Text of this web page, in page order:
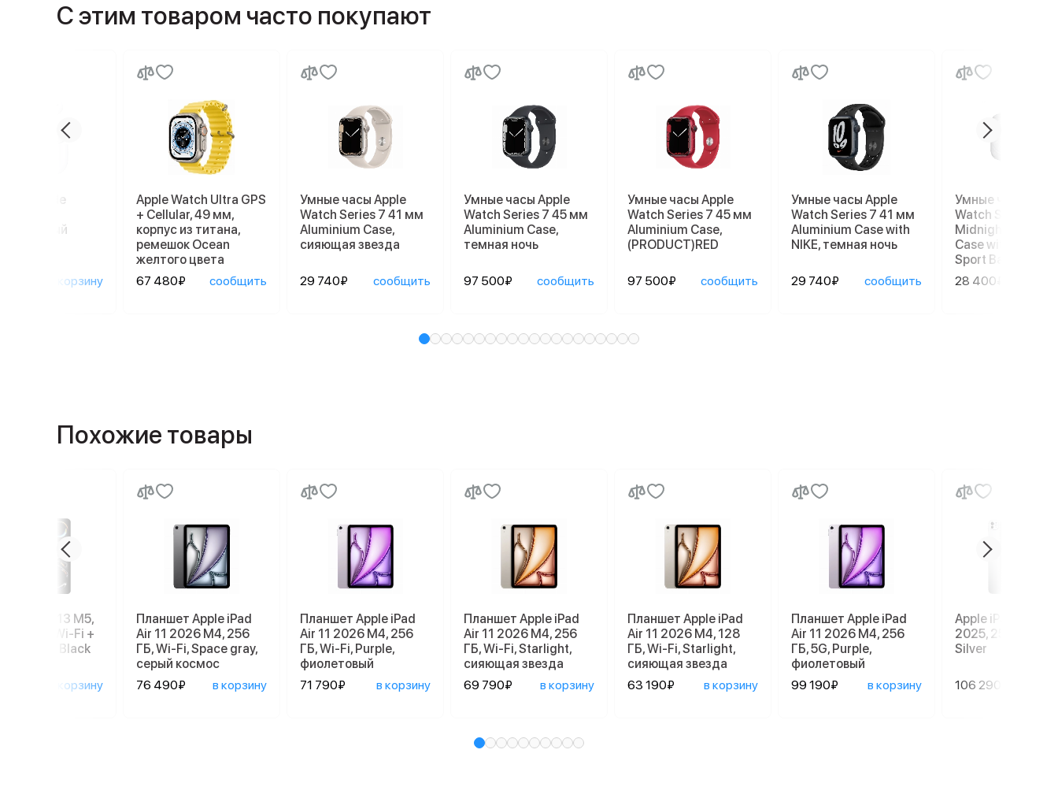
С этим товаром часто покупают
Apple
белый
в корзину
Apple Watch Ultra GPS
+ Cellular, 49 мм,
корпус из титана,
ремешок Ocean
желтого цвета
67 480₽
сообщить
Умные часы Apple
Watch Series 7 41 мм
Aluminium Case,
сияющая звезда
29 740₽ сообщить
Умные часы Apple
Watch Series 7 45 мм
Aluminium Case,
темная ночь
97 500₽ сообщить
Умные часы Apple
Watch Series 7 45 мм
Aluminium Case,
(PRODUCT)RED
97 500₽ сообщить
Умные часы Apple
Watch Series 7 41 мм
Aluminium Case with
NIKE, темная ночь
29 740₽ сообщить
Умные часы
Watch Series 8
Midnight
Case with
Sport Band
28 400₽
Похожие товары
iPad Pro 13 M5,
512 GB, Wi-Fi +
Space Black
в корзину
Планшет Apple iPad
Air 11 2026 M4, 256
ГБ, Wi-Fi, Space gray,
серый космос
76 490₽
в корзину
Планшет Apple iPad
Air 11 2026 M4, 256
ГБ, Wi-Fi, Purple,
фиолетовый
71 790₽
в корзину
Планшет Apple iPad
Air 11 2026 M4, 256
ГБ, Wi-Fi, Starlight,
сияющая звезда
69 790₽
в корзину
Планшет Apple iPad
Air 11 2026 M4, 128
ГБ, Wi-Fi, Starlight,
сияющая звезда
63 190₽
в корзину
Планшет Apple iPad
Air 11 2026 M4, 256
ГБ, 5G, Purple,
фиолетовый
99 190₽
в корзину
Apple iPad Pro 13
2025, 256 GB,
Silver
106 290₽